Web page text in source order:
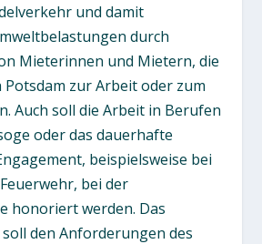
und damit
durch
Mieterinnen und Mietern, die
zur Arbeit oder zum
Auch soll die Arbeit in Berufen
oder das dauerhafte
beispielsweise bei
bei der
honoriert werden. Das
den Anforderungen des